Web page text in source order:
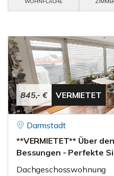
845,- € VERMIETET
Darmstadt
**VERMIETET** Über
Bessungen - Perfekte
Dachgeschosswohnung